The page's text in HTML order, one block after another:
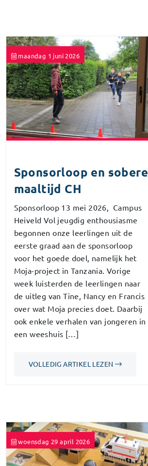
maandag 1 juni 2026
Sponsorloop en sobere
maaltijd CH
Sponsorloop 13 mei 2026, Campus
Heiveld Vol jeugdig enthousiasme
begonnen onze leerlingen uit de
eerste graad aan de sponsorloop
voor het goede doel, namelijk het
Moja-project in Tanzania. Vorige
week luisterden de leerlingen naar
de uitleg van Tine, Nancy en Francis
over wat Moja precies doet. Daarbij
ook enkele verhalen van jongeren in
een weeshuis […]
VOLLEDIG ARTIKEL LEZEN
woensdag 29 april 2026